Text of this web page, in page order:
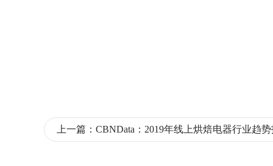
上一篇： CBNData：2019年线上烘焙电器行业趋